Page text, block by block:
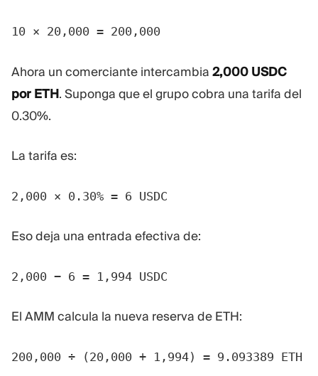
10 × 20,000 = 200,000
Ahora un comerciante intercambia 2,000 USDC
por ETH. Suponga que el grupo cobra una tarifa del
0.30%.
La tarifa es:
2,000 × 0.30% = 6 USDC
Eso deja una entrada efectiva de:
2,000 − 6 = 1,994 USDC
El AMM calcula la nueva reserva de ETH:
200,000 ÷ (20,000 + 1,994) = 9.093389 ETH